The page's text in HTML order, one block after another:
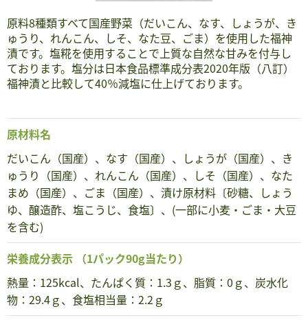
原料8種類すべて国産野菜（だいこん、なす、しょうが、き
ゅうり、れんこん、しそ、なた豆、ごま）を使用した福神
漬です。塩糀を使用することで上質な自然な甘みを付与し
ております。塩分は日本食品標準成分表2020年版（八訂）
福神漬と比較して40％減塩に仕上げております。
原材料名
だいこん（国産）、なす（国産）、しょうが（国産）、き
ゅうり（国産）、れんこん（国産）、しそ（国産）、なた
まめ（国産）、ごま（国産）、漬け原材料〔砂糖、しょう
ゆ、醸造酢、塩こうじ、食塩〕、(一部に小麦・ごま・大豆
を含む)
栄養成分表示 （1パック90g当たり）
熱量：125kcal、たんぱく質：1.3ｇ、脂質：0ｇ、炭水化
物：29.4ｇ、食塩相当量：2.2ｇ